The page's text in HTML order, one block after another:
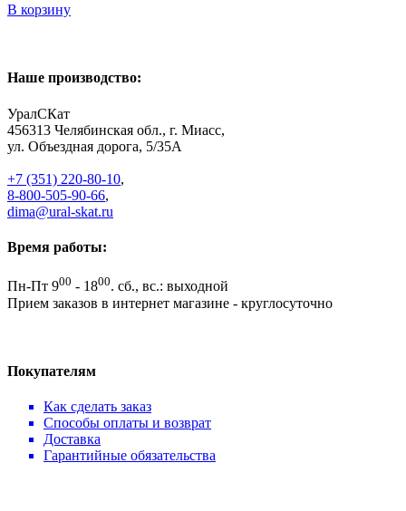
В корзину
Наше производство:
УралСКат
456313 Челябинская обл., г. Миасс,
ул. Объездная дорога, 5/35А
+7 (351) 220-80-10,
8-800-505-90-66,
dima@ural-skat.ru
Время работы:
Пн-Пт 900 - 1800. сб., вс.: выходной
Прием заказов в интернет магазине - круглосуточно
Покупателям
Как сделать заказ
Способы оплаты и возврат
Доставка
Гарантийные обязательства